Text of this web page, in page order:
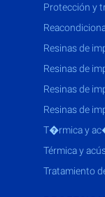
protección y
resinas de
resinas de
resinas de
resinas de
t�rmica y
térmica y
tratamiento